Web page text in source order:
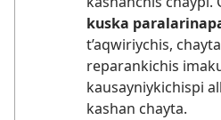
kuska
t’aqwiriychis,
reparankichis
kausayniykichispi
kashan chayta.